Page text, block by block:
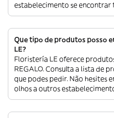
estabelecimento se encontrar
Que tipo de produtos posso
LE?
Floristería LE oferece
REGALO. Consulta a lista de
que podes pedir. Não hesites
olhos a outros